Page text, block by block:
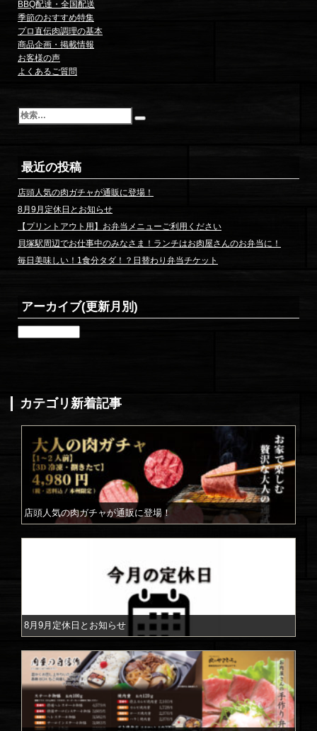
BBQ配達・全国配送
季節のおすすめ特集
プロ直伝肉調理の基本
商品企画・掲載情報
お客様の声
よくあるご質問
検
最近の投稿
店頭人気の肉ガチャが通販に登場！
8月9月定休日とお知らせ
【プリントアウト用】お弁当メニューご利用ください
貝塚駅周辺でお仕事中のみなさま！ランチはお肉屋さんのお弁当に！
毎日美味しい！1食分タダ！？日替わり弁当チケット
アーカイブ(更新月別)
(更
新
月
カテゴリ新着記事
店頭人気の肉ガチャが通販に登場！
8月9月定休日とお知らせ